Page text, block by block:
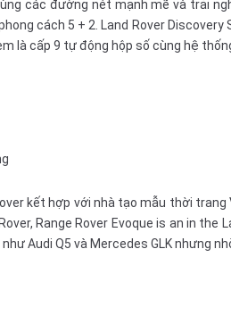
các đường nét mạnh mẽ và trải
cách 5 + 2. Land Rover
là cấp 9 tự động hộp sốcùng hệ
kết hợp với nhà tạo mẫu thời
Range Rover Evoque is an in
nhưAudi Q5 và Mercedes GLKnhưng